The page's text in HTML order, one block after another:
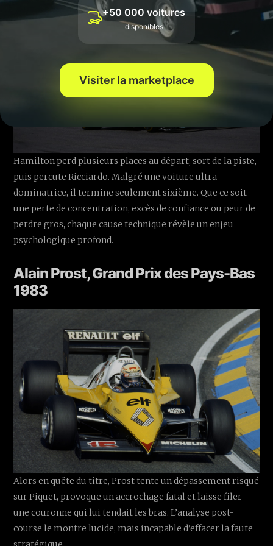
Hamilton perd plusieurs places au départ, sort de la piste,
puis percute Ricciardo. Malgré une voiture ultra-
dominatrice, il termine seulement sixième. Que ce soit
une perte de concentration, excès de confiance ou peur de
perdre gros, chaque cause technique révèle un enjeu
psychologique profond.
Alain Prost, Grand Prix des Pays-Bas
1983
Alors en quête du titre, Prost tente un dépassement risqué
sur Piquet, provoque un accrochage fatal et laisse filer
une couronne qui lui tendait les bras. L’analyse post-
course le montre lucide, mais incapable d’effacer la faute
+50 000 voitures
disponibles
Visiter la marketplace